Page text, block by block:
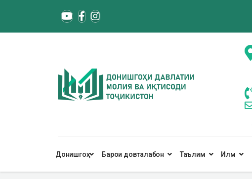
Донишгоҳ Барои довталабон Таълим Илм